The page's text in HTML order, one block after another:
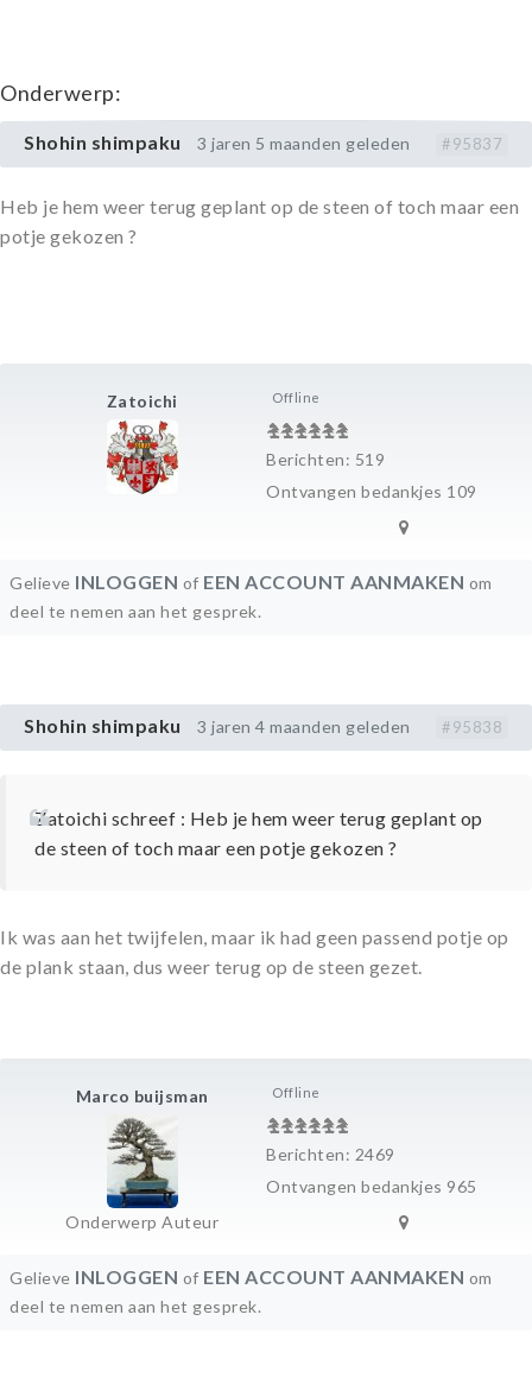
Onderwerp:
Shohin shimpaku 3 jaren 5 maanden geleden #95837
Zatoichi Offline
Berichten: 519
Ontvangen bedankjes 109
Heb je hem weer terug geplant op de steen of toch maar een
potje gekozen ?
Gelieve INLOGGEN of EEN ACCOUNT AANMAKEN om
deel te nemen aan het gesprek.
Shohin shimpaku 3 jaren 4 maanden geleden #95838
Marco buijsman
Onderwerp Auteur
Offline
Berichten: 2469
Ontvangen bedankjes 965
Zatoichi schreef : Heb je hem weer terug geplant op
de steen of toch maar een potje gekozen ?
Ik was aan het twijfelen, maar ik had geen passend potje op
de plank staan, dus weer terug op de steen gezet.
Gelieve INLOGGEN of EEN ACCOUNT AANMAKEN om
deel te nemen aan het gesprek.